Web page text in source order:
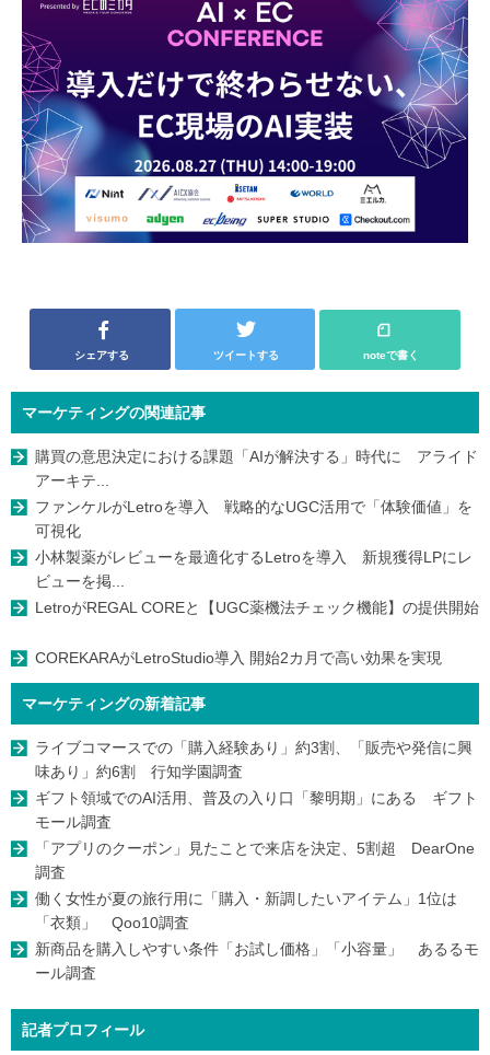
シェアする ツイートする noteで書く
マーケティングの関連記事
購買の意思決定における課題「AIが解決する」時代に アライド
アーキテ...
ファンケルがLetroを導入 戦略的なUGC活用で「体験価値」を
可視化
小林製薬がレビューを最適化するLetroを導入 新規獲得LPにレ
ビューを掲...
LetroがREGAL COREと【UGC薬機法チェック機能】の提供開始
COREKARAがLetroStudio導入 開始2カ月で高い効果を実現
マーケティングの新着記事
ライブコマースでの「購入経験あり」約3割、「販売や発信に興
味あり」約6割 行知学園調査
ギフト領域でのAI活用、普及の入り口「黎明期」にある ギフト
モール調査
「アプリのクーポン」見たことで来店を決定、5割超 DearOne
調査
働く女性が夏の旅行用に「購入・新調したいアイテム」1位は
「衣類」 Qoo10調査
新商品を購入しやすい条件「お試し価格」「小容量」 あるるモ
ール調査
記者プロフィール